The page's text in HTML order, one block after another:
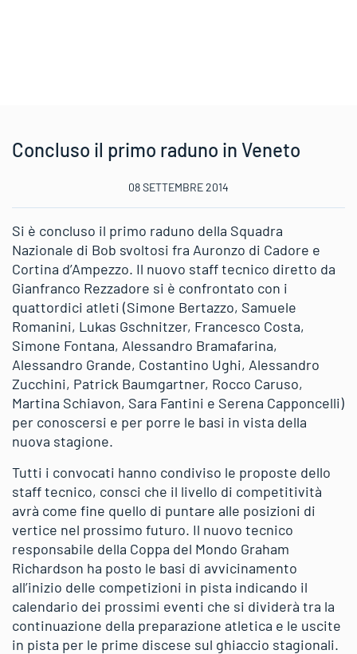
Concluso il primo raduno in Veneto
08 SETTEMBRE 2014
Si è concluso il primo raduno della Squadra
Nazionale di Bob svoltosi fra Auronzo di Cadore e
Cortina d’Ampezzo. Il nuovo staff tecnico diretto da
Gianfranco Rezzadore si è confrontato con i
quattordici atleti (Simone Bertazzo, Samuele
Romanini, Lukas Gschnitzer, Francesco Costa,
Simone Fontana, Alessandro Bramafarina,
Alessandro Grande, Costantino Ughi, Alessandro
Zucchini, Patrick Baumgartner, Rocco Caruso,
Martina Schiavon, Sara Fantini e Serena Capponcelli)
per conoscersi e per porre le basi in vista della
nuova stagione.
Tutti i convocati hanno condiviso le proposte dello
staff tecnico, consci che il livello di competitività
avrà come fine quello di puntare alle posizioni di
vertice nel prossimo futuro. Il nuovo tecnico
responsabile della Coppa del Mondo Graham
Richardson ha posto le basi di avvicinamento
all’inizio delle competizioni in pista indicando il
calendario dei prossimi eventi che si dividerà tra la
continuazione della preparazione atletica e le uscite
in pista per le prime discese sul ghiaccio stagionali.